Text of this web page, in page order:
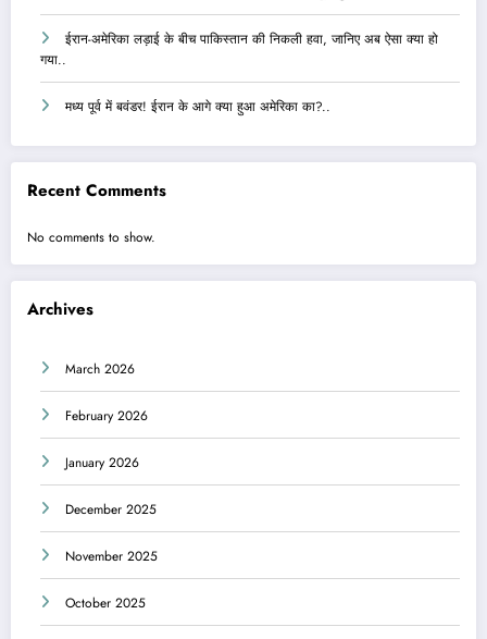
ईरान-अमेरिका लड़ाई के बीच पाकिस्तान की निकली हवा, जानिए अब ऐसा क्या हो
गया..
मध्य पूर्व में बवंडर! ईरान के आगे क्या हुआ अमेरिका का?..
Recent Comments
No comments to show.
Archives
March 2026
February 2026
January 2026
December 2025
November 2025
October 2025